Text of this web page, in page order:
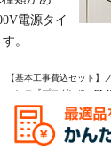
コンロ基本機能
お手入れ性能
操作性能その他
※押していただくと機能
操作性能その他
※押していただくと機能
す。
電源タイ
。
【基本工事費込セット】
コンロ『プログレ/S・
ャンパンゴールドガラス
[レンジフード連動][オー
プレートパンLグラネ、